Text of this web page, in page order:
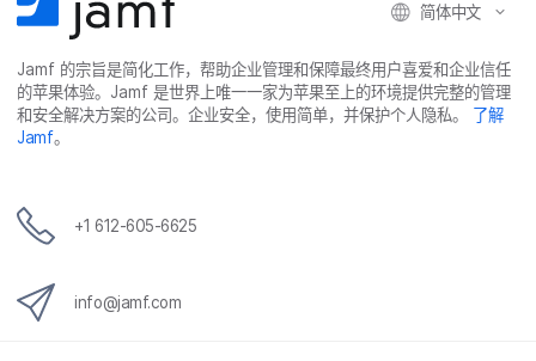
简体​中文
Jamf 的​宗旨​是​简化​工作，​帮助​企业​管理​和​保障​最​终​用​户​喜爱​和​企业​信任​
的​苹果​体验。 Jamf是​世界​上​唯​一​一​家​为​苹果​至​上​的​环境​提供​完整​的​管理​
和​安全​解决​方案​的​公司。​企业​安全，​使用​简单，​并​保护​个​人​隐私。
了解
Jamf。
+1 612-605-6625
info@jamf.com